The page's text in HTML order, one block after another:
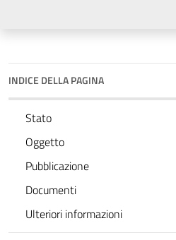
INDICE DELLA PAGINA
Stato
Oggetto
Pubblicazione
Documenti
Ulteriori informazioni